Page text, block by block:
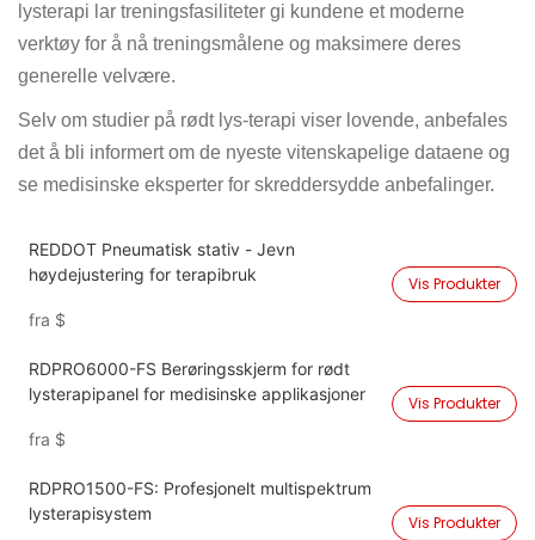
lysterapi lar treningsfasiliteter gi kundene et moderne
verktøy for å nå treningsmålene og maksimere deres
generelle velvære.
Selv om studier på rødt lys-terapi viser lovende, anbefales
det å bli informert om de nyeste vitenskapelige dataene og
se medisinske eksperter for skreddersydde anbefalinger.
REDDOT Pneumatisk stativ - Jevn
høydejustering for terapibruk
fra $
Vis Produkter
RDPRO6000-FS Berøringsskjerm for rødt
lysterapipanel for medisinske applikasjoner
fra $
Vis Produkter
RDPRO1500-FS: Profesjonelt multispektrum
lysterapisystem
Vis Produkter